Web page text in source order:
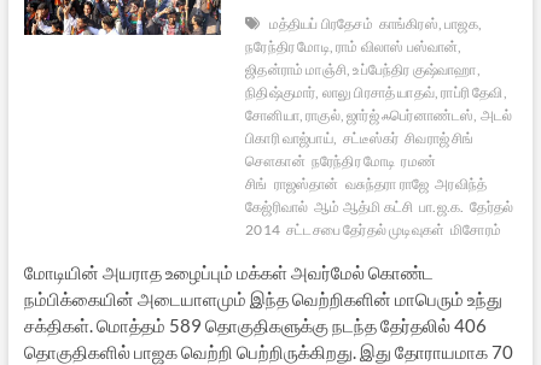
மத்தியப் பிரதேசம் காங்கிரஸ், பாஜக,
நரேந்திர மோடி, ராம் விலாஸ் பஸ்வான்,
ஜிதன்ராம் மாஞ்சி, உப்பேந்திர குஷ்வாஹா,
நிதிஷ்குமார், லாலு பிரசாத் யாதவ், ராப்ரி தேவி,
சோனியா, ராகுல், ஜார்ஜ் ஃபெர்னாண்டஸ், அடல்
பிகாரி வாஜ்பாய், சட்டீஸ்கர் சிவராஜ் சிங்
சௌகான் நரேந்திர மோடி ரமண்
சிங் ராஜஸ்தான் வசுந்தரா ராஜே அரவிந்த்
கேஜ்ரிவால் ஆம் ஆத்மி கட்சி பா.ஜ.க. தேர்தல்
2014 சட்டசபை தேர்தல் முடிவுகள் மிசோரம்
மோடியின் அயராத உழைப்பும் மக்கள் அவர்மேல் கொண்ட
நம்பிக்கையின் அடையாளமும் இந்த வெற்றிகளின் மாபெரும் உந்து
சக்திகள். மொத்தம் 589 தொகுதிகளுக்கு நடந்த தேர்தலில் 406
தொகுதிகளில் பாஜக வெற்றி பெற்றிருக்கிறது. இது தோராயமாக 70